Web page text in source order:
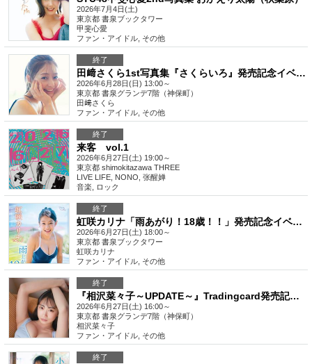
2026年7月4日(土)
東京都 書泉ブックタワー
甲斐心愛
ファン・アイドル その他
終了
田﨑さくら1st写真集『さくらいろ』発売記念イベント（神保町）
2026年6月28日(日) 13:00～
東京都 書泉グランデ7階（神保町）
田﨑さくら
ファン・アイドル その他
終了
来客 vol.1
2026年6月27日(土) 19:00～
東京都 shimokitazawa THREE
LIVE LIFE, NONO, 张醒婵
音楽
ロック
終了
虹咲カリナ「雨あがり！18歳！！」発売記念イベント【夏先取り！カリナ×香乃 1st DVDイベント祭】(秋葉原)
2026年6月27日(土) 18:00～
東京都 書泉ブックタワー
虹咲カリナ
ファン・アイドル その他
終了
『相沢菜々子～UPDATE～』Tradingcard発売記念イベント（神保町）
2026年6月27日(土) 16:00～
東京都 書泉グランデ7階（神保町）
相沢菜々子
ファン・アイドル その他
終了